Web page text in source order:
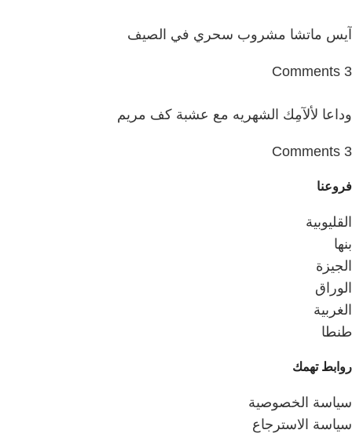
آيس ماتشا مشروب سحري في الصيف
3 Comments
وداعا لألآمِك الشهريه مع عشبة كف مريم
3 Comments
فروعنا
القليوبية
بنها
الجيزة
الوراق
الغربية
طنطا
روابط تهمك
سياسة الخصوصية
سياسة الاسترجاع